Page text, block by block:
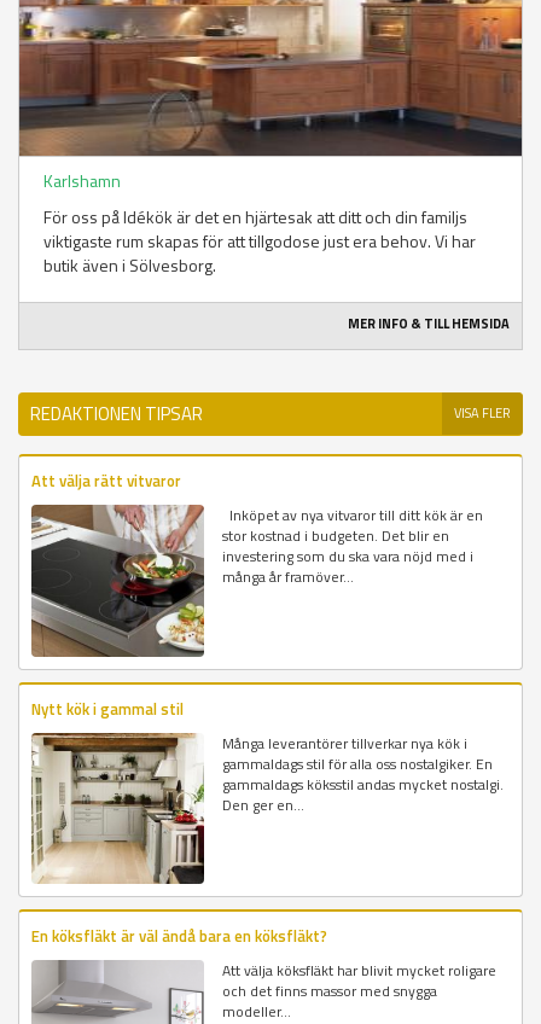
Karlshamn
För oss på Idékök är det en hjärtesak att ditt och din familjs
viktigaste rum skapas för att tillgodose just era behov. Vi har
butik även i Sölvesborg.
MER INFO & TILL HEMSIDA
REDAKTIONEN TIPSAR VISA FLER
Att välja rätt vitvaror
Inköpet av nya vitvaror till ditt kök är en
stor kostnad i budgeten. Det blir en
investering som du ska vara nöjd med i
många år framöver...
Nytt kök i gammal stil
Många leverantörer tillverkar nya kök i
gammaldags stil för alla oss nostalgiker. En
gammaldags köksstil andas mycket nostalgi.
Den ger en...
En köksfläkt är väl ändå bara en köksfläkt?
Att välja köksfläkt har blivit mycket roligare
och det finns massor med snygga
modeller...